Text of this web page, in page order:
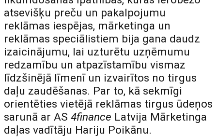
atsevišķu preču un pakalpojumu
reklāmas iespējas, mārketinga un
reklāmas speciālistiem bija gana daudz
izaicinājumu, lai uzturētu uzņēmumu
redzamību un atpazīstamību vismaz
līdzšinējā līmenī un izvairītos no tirgus
daļu zaudēšanas. Par to, kā sekmīgi
orientēties vietējā reklāmas tirgus ūdeņos
sarunā ar AS4finance Latvija Mārketinga
daļas vadītāju Hariju Poikānu.